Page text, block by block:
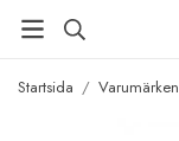
Startsida / Varumärken